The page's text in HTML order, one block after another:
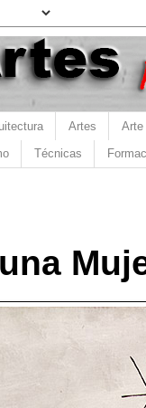
Artes Arte
Técnicas